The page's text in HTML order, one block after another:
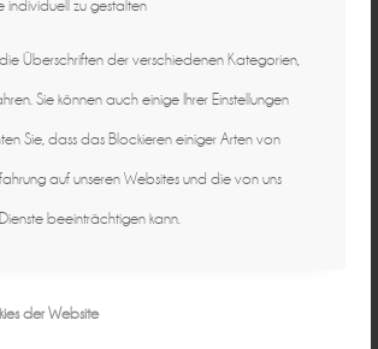
individuell zu gestalten
Überschriften der verschiedenen Kategorien,
Sie können auch einige Ihrer Einstellungen
Sie, dass das Blockieren einiger Arten von
auf unseren Websites und die von uns
beeinträchtigen kann.
der Website